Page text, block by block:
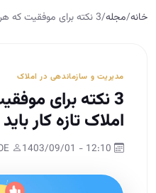
خانه/مجله/3 نکته برای موفقیت که هر مشاور املاک تا…
مدیریت و سازماندهی در املاک
3 نکته برای
املاک تازه کار